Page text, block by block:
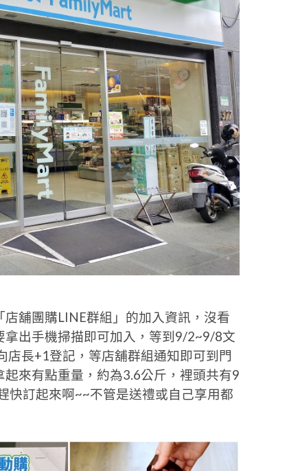
舖團購LINE群組」的加入資訊，沒看
出手機掃描即可加入，等到9/2~9/8文
店長+1登記，等店舖群組通知即可到門
來有點重量，約為3.6公斤，裡頭共有9
快訂起來啊~~不管是送禮或自己享用都